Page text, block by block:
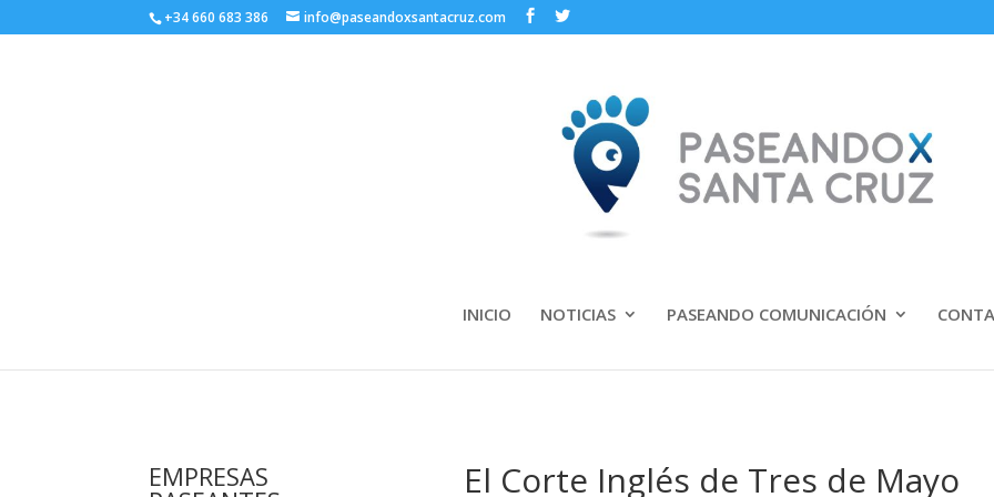
+34 660 683 386 info@paseandoxsantacruz.com
INICIO NOTICIAS PASEANDO COMUNICACIÓN
EMPRESAS El Corte Inglés de Tres de Mayo